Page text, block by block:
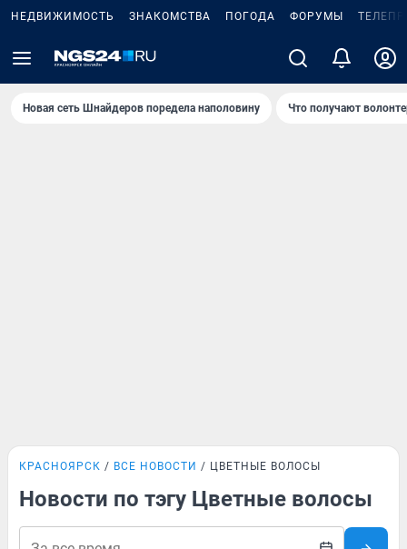
НЕДВИЖИМОСТЬ ЗНАКОМСТВА ПОГОДА ФОРУМЫ
Новая сеть Шнайдеров поредела наполовину Что получают
КРАСНОЯРСК ВСЕ НОВОСТИ ЦВЕТНЫЕ ВОЛОСЫ
Новости по тэгу Цветные волосы